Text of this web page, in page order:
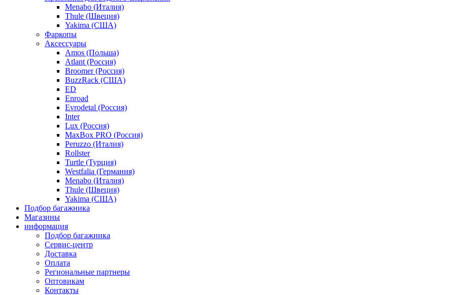
Menabo (Италия)
Thule (Швеция)
Yakima (США)
Фаркопы
Аксессуары
Amos (Польша)
Atlant (Россия)
Broomer (Россия)
BuzzRack (США)
ED
Enroad
Evrodetal (Россия)
Inter
Lux (Россия)
MaxBox PRO (Россия)
Peruzzo (Италия)
Rollster
Turtle (Турция)
Westfalia (Германия)
Menabo (Италия)
Thule (Швеция)
Yakima (США)
Подбор багажника
Магазины
информация
Подбор багажника
Сервис-центр
Доставка
Оплата
Региональные партнеры
Оптовикам
Контакты